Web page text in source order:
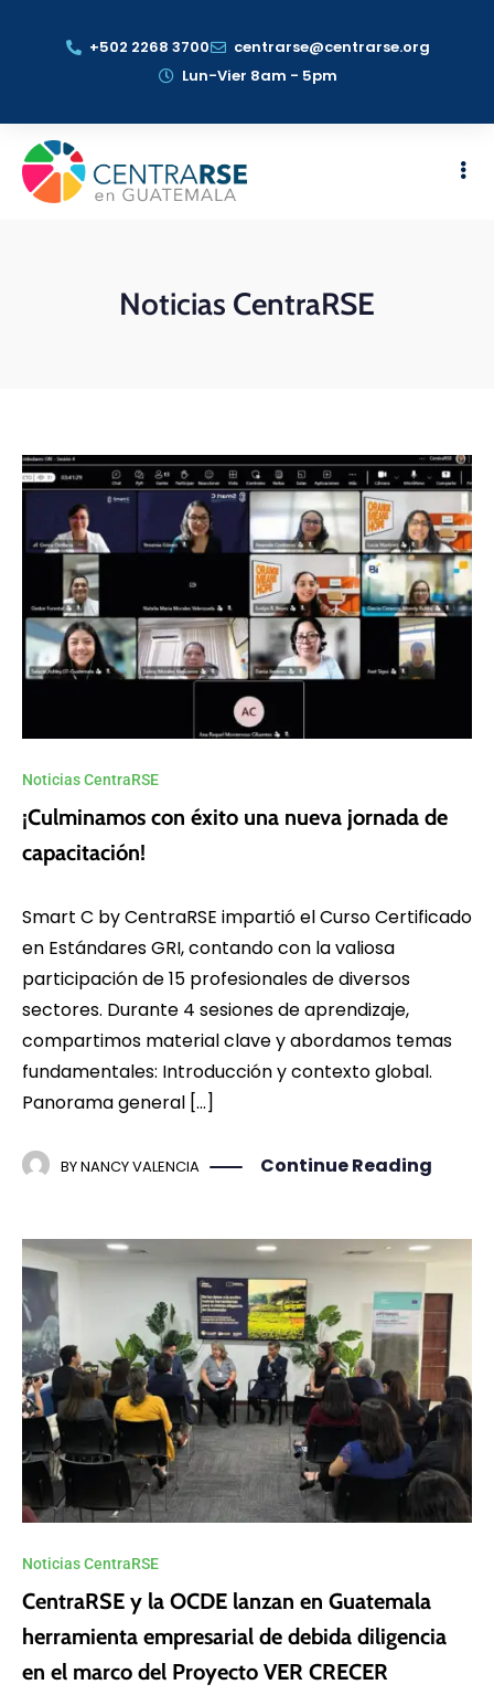
+502 2268 3700
centrarse@centrarse.org
Lun-Vier 8am - 5pm
Noticias CentraRSE
Noticias CentraRSE
¡Culminamos con éxito una nueva jornada de
capacitación!
Smart C by CentraRSE impartió el Curso Certificado
en Estándares GRI, contando con la valiosa
participación de 15 profesionales de diversos
sectores. Durante 4 sesiones de aprendizaje,
compartimos material clave y abordamos temas
fundamentales: Introducción y contexto global.
Panorama general […]
BYNANCY VALENCIA Continue Reading
Noticias CentraRSE
CentraRSE y la OCDE lanzan en Guatemala
herramienta empresarial de debida diligencia
en el marco del Proyecto VER CRECER